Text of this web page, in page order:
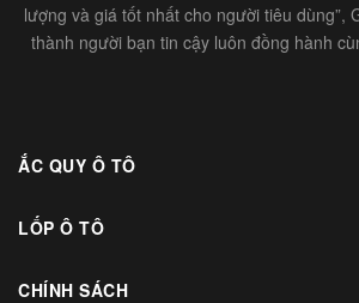
lượng và giá tốt nhất cho người tiêu dùng”,
thành người bạn tin cậy luôn đồng hành
ẮC QUY Ô TÔ
LỐP Ô TÔ
CHÍNH SÁCH